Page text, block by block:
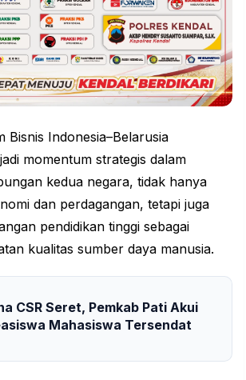
Bisnis Indonesia–Belarusia
momentum strategis dalam
kedua negara, tidak hanya
dan perdagangan, tetapi juga
pendidikan tinggi sebagai
kualitas sumber daya manusia.
CSR Seret, Pemkab Pati Akui
Mahasiswa Tersendat